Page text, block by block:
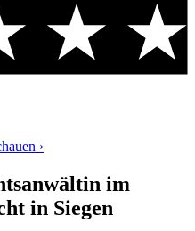
›
im
in Siegen